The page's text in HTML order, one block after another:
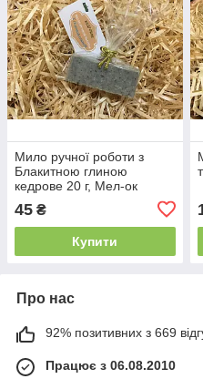
Мило ручної роботи з
Блакитною глиною
кедрове 20 г, Мел-ок
45 ₴
Купити
Про нас
92% позитивних з 669
Працює з 06.08.2010